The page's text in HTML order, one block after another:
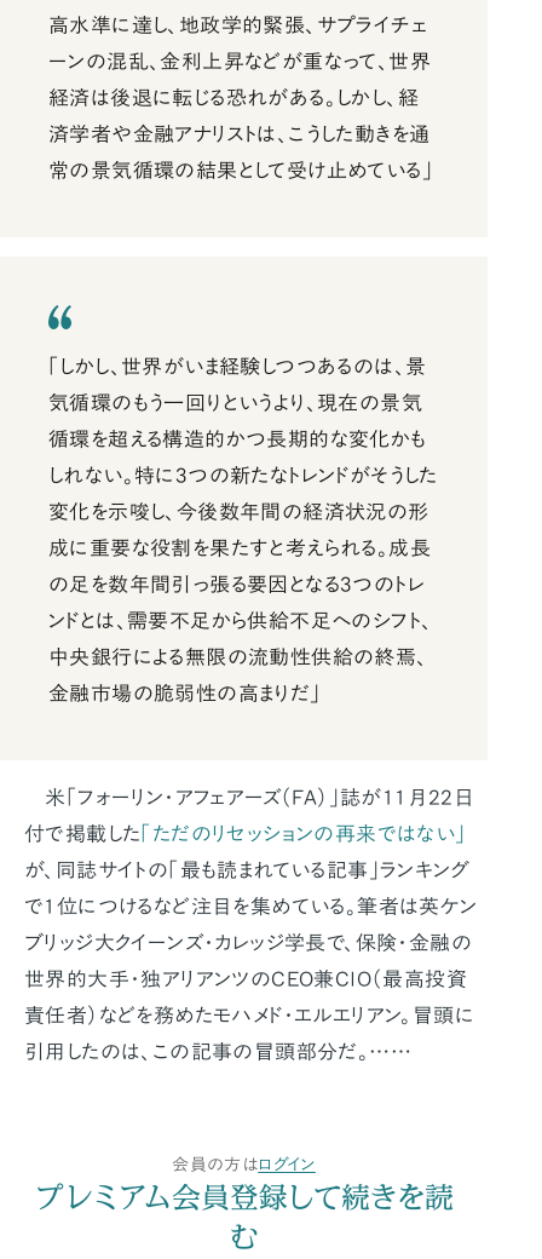
高水準に達し、地政学的緊張、サプライチェ
ーンの混乱、金利上昇などが重なって、世界
経済は後退に転じる恐れがある。しかし、経
済学者や金融アナリストは、こうした動きを通
常の景気循環の結果として受け止めている」
「しかし、世界がいま経験しつつあるのは、景
気循環のもう一回りというより、現在の景気
循環を超える構造的かつ長期的な変化かも
しれない。特に3つの新たなトレンドがそうした
変化を示唆し、今後数年間の経済状況の形
成に重要な役割を果たすと考えられる。成長
の足を数年間引っ張る要因となる3つのトレ
ンドとは、需要不足から供給不足へのシフト、
中央銀行による無限の流動性供給の終焉、
金融市場の脆弱性の高まりだ」
米「フォーリン・アフェアーズ（FA）」誌が11月22日
付で掲載した 「ただのリセッションの再来ではない」
が、同誌サイトの「最も読まれている記事」ランキング
で1位につけるなど注目を集めている。筆者は英ケン
ブリッジ大クイーンズ・カレッジ学長で、保険・金融の
世界的大手・独アリアンツのCEO兼CIO（最高投資
責任者）などを務めたモハメド・エルエリアン。冒頭に
引用したのは、この記事の冒頭部分だ。……
会員の方はログイン
プレミアム会員登録して続きを読
む